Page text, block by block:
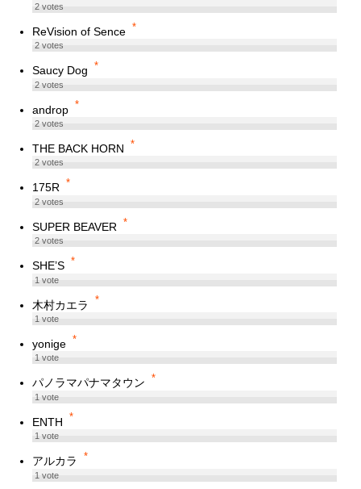
2votes
ReVision of Sence *
2votes
Saucy Dog *
2votes
androp *
2votes
THE BACK HORN *
2votes
175R *
2votes
SUPER BEAVER *
2votes
SHE’S *
1vote
木村カエラ *
1vote
yonige *
1vote
パノラマパナマタウン *
1vote
ENTH *
1vote
アルカラ *
1vote